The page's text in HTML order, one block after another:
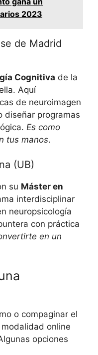
2023
de Madrid
Cognitiva de la
Aquí
de neuroimagen
diseñar programas
Es como
tus manos.
(UB)
su Máster en
interdisciplinar
neuropsicología
con práctica
en un
o compaginar el
online
opciones